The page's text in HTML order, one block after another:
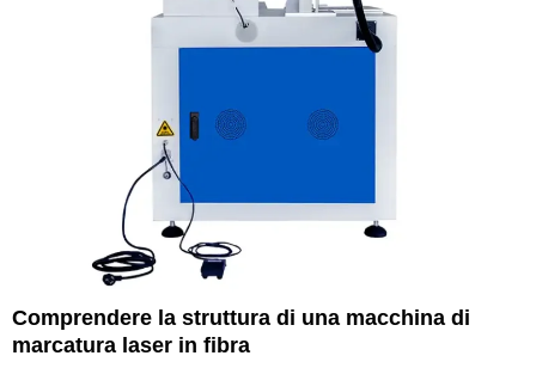
Comprendere la struttura di una macchina di
marcatura laser in fibra